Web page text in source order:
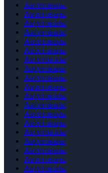
Автотовары
Автотовары
Автотовары
Автотовары
Автотовары
Автотовары
Автотовары
Автотовары
Автотовары
Автотовары
Автотовары
Автотовары
Автотовары
Автотовары
Автотовары
Автотовары
Автотовары
Автотовары
Автотовары